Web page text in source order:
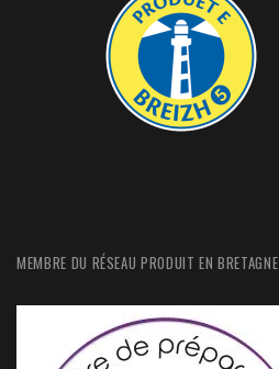
MEMBRE DU RÉSEAU PRODUIT EN BRETAGNE